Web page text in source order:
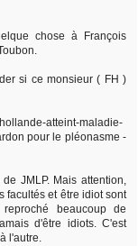
chose à François
si ce monsieur ( FH )
atteint-maladie-
pour le pléonasme -
JMLP. Mais attention,
facultés et être idiot sont
beaucoup de
d'être idiots. C'est
l'autre.